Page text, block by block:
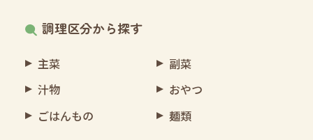
調理区分から探す
主菜
副菜
汁物
おやつ
ごはんもの
麺類